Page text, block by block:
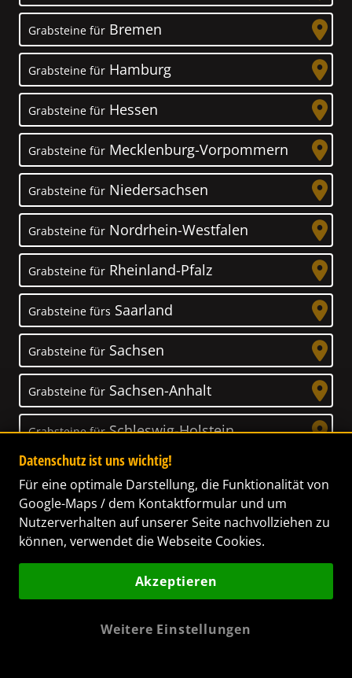
Grabsteine für Bremen
Grabsteine für Hamburg
Grabsteine für Hessen
Grabsteine für Mecklenburg-Vorpommern
Grabsteine für Niedersachsen
Grabsteine für Nordrhein-Westfalen
Grabsteine für Rheinland-Pfalz
Grabsteine fürs Saarland
Grabsteine für Sachsen
Grabsteine für Sachsen-Anhalt
Grabsteine fürSchleswig-Holstein
Thüringen
es uns zur Aufgabe gemacht, Ihnen dabei zu
Datenschutz ist uns wichtig!
Für eine optimale Darstellung, die Funktionalität von
Google-Maps / dem Kontaktformular und um
Nutzerverhalten auf unserer Seite nachvollziehen zu
können, verwendet die Webseite Cookies.
Akzeptieren
Weitere Einstellungen